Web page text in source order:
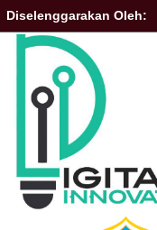
Diselenggarakan Oleh: